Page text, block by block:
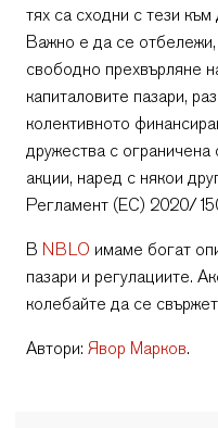
тях са сходни с тези
Важно е да се
свободно прехвърляне
капиталовите пазари,
колективното
дружества с ограничена
акции, наред с някои
Регламент (ЕС) 2020/
В NBLO имаме богат
пазари и регулациите.
колебайте да се
Автори: Явор Марков.